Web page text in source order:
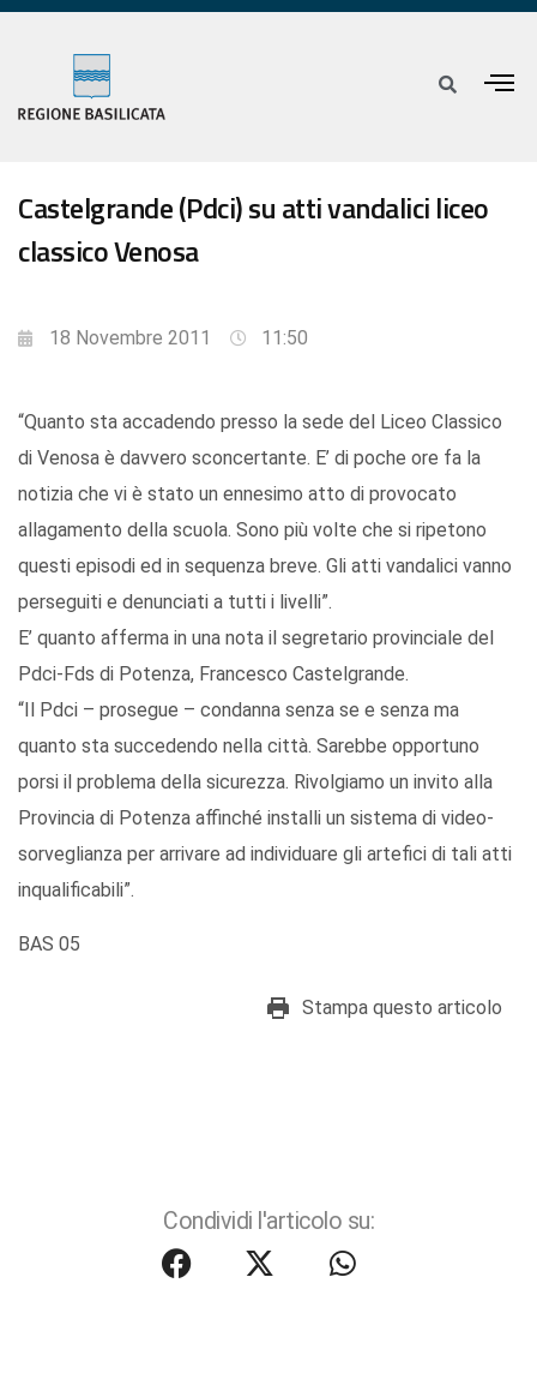
Castelgrande (Pdci) su atti vandalici liceo
classico Venosa
18 Novembre 2011 11:50
“Quanto sta accadendo presso la sede del Liceo Classico
di Venosa è davvero sconcertante. E’ di poche ore fa la
notizia che vi è stato un ennesimo atto di provocato
allagamento della scuola. Sono più volte che si ripetono
questi episodi ed in sequenza breve. Gli atti vandalici vanno
perseguiti e denunciati a tutti i livelli”.
E’ quanto afferma in una nota il segretario provinciale del
Pdci-Fds di Potenza, Francesco Castelgrande.
“Il Pdci – prosegue – condanna senza se e senza ma
quanto sta succedendo nella città. Sarebbe opportuno
porsi il problema della sicurezza. Rivolgiamo un invito alla
Provincia di Potenza affinché installi un sistema di video-
sorveglianza per arrivare ad individuare gli artefici di tali atti
inqualificabili”.
BAS 05
Stampa questo articolo
Condividi l'articolo su: